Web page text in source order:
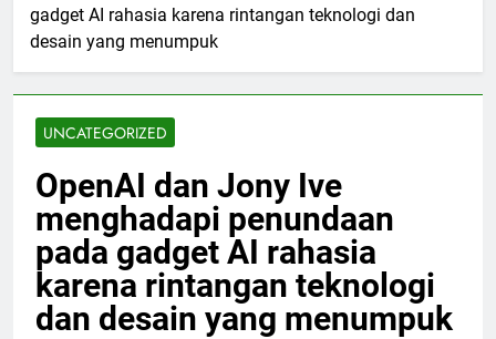
gadget AI rahasia karena rintangan teknologi dan
desain yang menumpuk
UNCATEGORIZED
OpenAI dan Jony Ive
menghadapi penundaan
pada gadget AI rahasia
karena rintangan teknologi
dan desain yang menumpuk